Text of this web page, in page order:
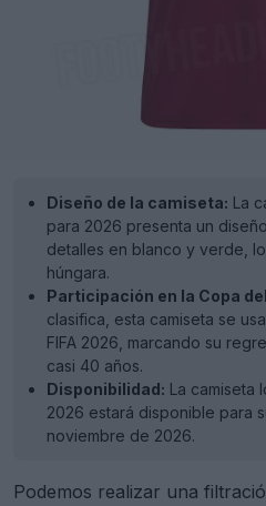
Diseño de la camiseta: La
para 2026 presenta un
detalles en blanco y verde,
húngara.
Participación en la Copa
clasifica, esta camiseta se
FIFA 2026, marcando su
casi 40 años.
Disponibilidad: La camiseta
2026 estará disponible para
noviembre de 2026.
Podemos realizar una